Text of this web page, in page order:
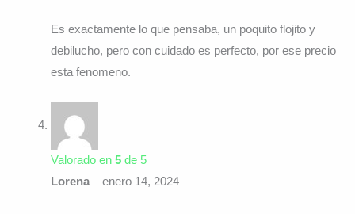
Es exactamente lo que pensaba, un poquito flojito y
debilucho, pero con cuidado es perfecto, por ese precio
esta fenomeno.
Valorado en 5de 5
Lorena – enero 14, 2024